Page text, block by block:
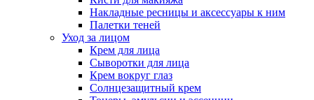
Накладные ресницы и аксессуары к ним
Палетки теней
Уход за лицом
Крем для лица
Сыворотки для лица
Крем вокруг глаз
Солнцезащитный крем